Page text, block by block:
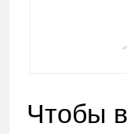
Чтобы